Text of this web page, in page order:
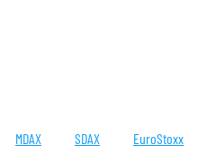
MDAX SDAX EuroStoxx